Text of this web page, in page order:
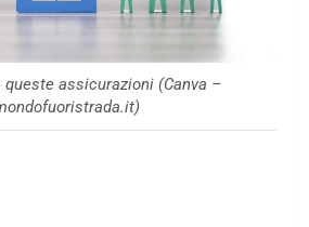
assicurazioni (Canva –